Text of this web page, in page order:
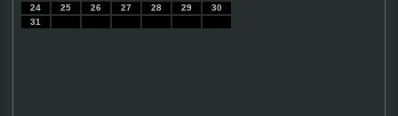
24
25 26 27 28 29
30
31